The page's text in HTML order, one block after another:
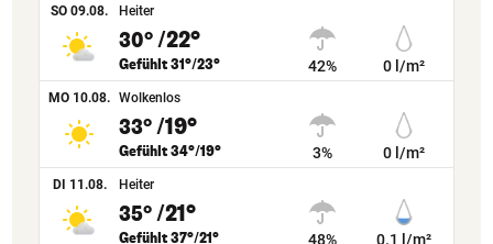
SO 09.08. Heiter
30°/22°
Gefühlt 31°/23° 42% 0 l/m²
MO 10.08. Wolkenlos
33°/19°
Gefühlt 34°/19° 3% 0 l/m²
DI 11.08. Heiter
35°/21°
Gefühlt 37°/21° 48% 0.1 l/m²